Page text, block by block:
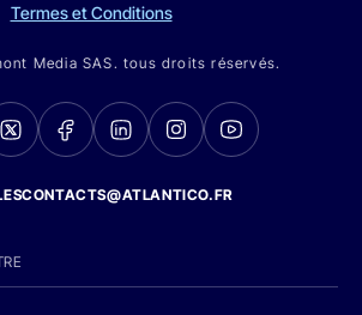
Termes et Conditions
Media SAS. tous droits réservés.